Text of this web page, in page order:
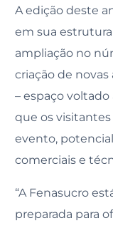
A edição deste
em sua
ampliação no
criação de
– espaço
que os
evento,
comerciais e
“A Fenasucro
preparada para